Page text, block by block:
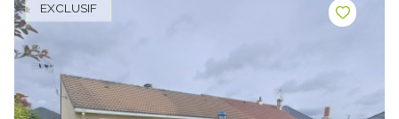
EXCLUSIF